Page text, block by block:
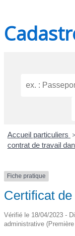
Accueil particuliers >
contrat de travail
Fiche pratique
Certificat
Vérifié le 18/04/2023 -
administrative